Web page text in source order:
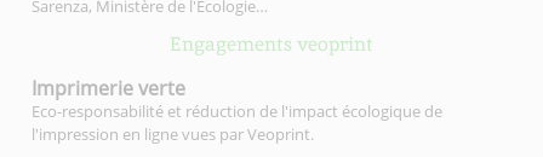
Sarenza, Ministère de l'Écologie…
Engagements veoprint
Imprimerieverte
Eco-responsabilité et réduction de l'impact écologique de
l'impression en ligne vues par Veoprint.